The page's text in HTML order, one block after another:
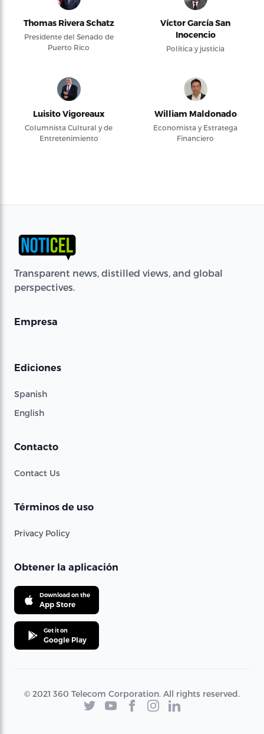
Thomas Rivera Schatz
Presidente del Senado de
Puerto Rico
Víctor García San
Inocencio
Política y justicia
Luisito Vigoreaux
Columnista Cultural y de
Entretenimiento
William Maldonado
Economista y Estratega
Financiero
Transparent news, distilled views, and global
perspectives.
Empresa
Ediciones
Spanish
English
Contacto
Contact Us
Términos de uso
Privacy Policy
Obtener la aplicación
Download on the
App Store
Get it on
Google Play
© 2021 360 Telecom Corporation. All rights reserved.